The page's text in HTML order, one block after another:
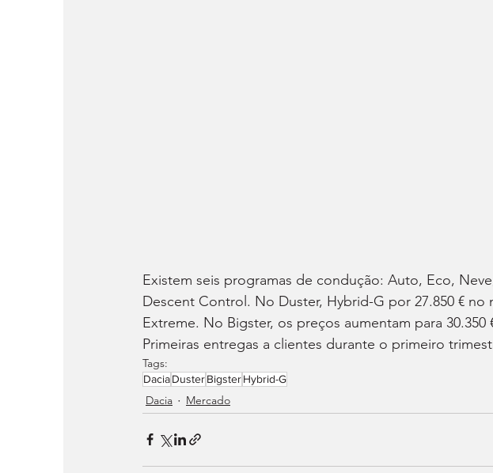
Existem seis programas de condução: Auto, Eco,
Descent Control. No Duster, Hybrid-G por 27.850 € no
Extreme. No Bigster, os preços aumentam para 30.350
Primeiras entregas a clientes durante o primeiro
Tags:
DaciaDusterBigsterHybrid-G
Dacia Mercado